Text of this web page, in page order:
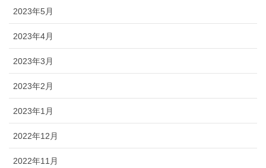
2023年5月
2023年4月
2023年3月
2023年2月
2023年1月
2022年12月
2022年11月